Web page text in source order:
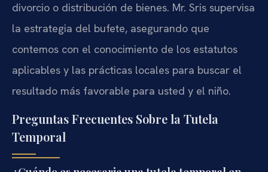
divorcio o distribución de bienes. Mr. Sris supervisa
la estrategia del bufete, asegurando que
contemos con el conocimiento de los estatutos
aplicables y las prácticas locales para buscar el
resultado más favorable para usted y el niño.
Preguntas Frecuentes Sobre la Tutela
Temporal